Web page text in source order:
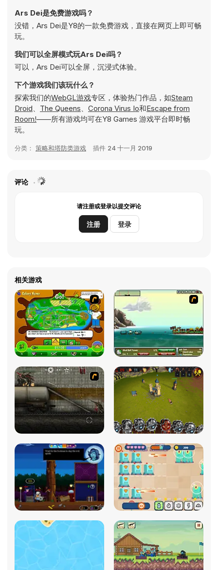
Ars Dei是免费游戏吗？
没错，Ars Dei是Y8的一款免费游戏，直接在网页上即可畅
玩。
我们可以全屏模式玩Ars Dei吗？
可以，Ars Dei可以全屏，沉浸式体验。
下个游戏我们该玩什么？
探索我们的WebGL游戏专区，体验热门作品，如Steam
Droid、 The Queens、 Corona Virus Io和Escape from
Room!——所有游戏均可在Y8 Games 游戏平台即时畅
玩。
分类： 策略和塔防类游戏 插件 24 十一月 2019
评论
请注册或登录以提交评论
注册 登录
相关游戏